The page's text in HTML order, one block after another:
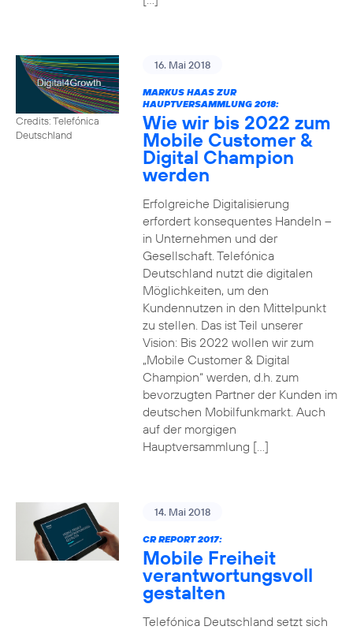
Credits: Telefónica
Deutschland
16. Mai 2018
MARKUS HAAS ZUR
HAUPTVERSAMMLUNG 2018:
Wie wir bis 2022 zum
Mobile Customer &
Digital Champion
werden
Erfolgreiche Digitalisierung
erfordert konsequentes Handeln –
in Unternehmen und der
Gesellschaft. Telefónica
Deutschland nutzt die digitalen
Möglichkeiten, um den
Kundennutzen in den Mittelpunkt
zu stellen. Das ist Teil unserer
Vision: Bis 2022 wollen wir zum
„Mobile Customer & Digital
Champion“ werden, d.h. zum
bevorzugten Partner der Kunden im
deutschen Mobilfunkmarkt. Auch
auf der morgigen
Hauptversammlung […]
14. Mai 2018
CR REPORT 2017:
Mobile Freiheit
verantwortungsvoll
gestalten
Telefónica Deutschland setzt sich